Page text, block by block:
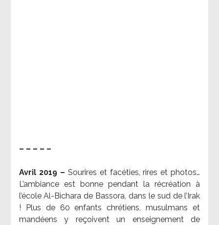
– – – – –
Avril 2019 – Sourires et facéties, rires et photos…
L’ambiance est bonne pendant la récréation à
l’école Al-Bichara de Bassora, dans le sud de l’Irak
! Plus de 60 enfants chrétiens, musulmans et
mandéens y reçoivent un enseignement de